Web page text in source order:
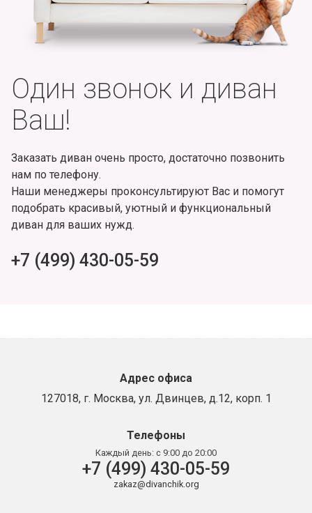
Один звонок и диван
Ваш!
Заказать диван очень просто, достаточно позвонить
нам по телефону.
Наши менеджеры проконсультируют Вас и помогут
подобрать красивый, уютный и функциональный
диван для ваших нужд.
+7 (499) 430-05-59
Адрес офиса
127018, г. Москва, ул. Двинцев, д.12, корп. 1
Телефоны
Каждый день: с 9:00 до 20:00
+7 (499) 430-05-59
zakaz@divanchik.org